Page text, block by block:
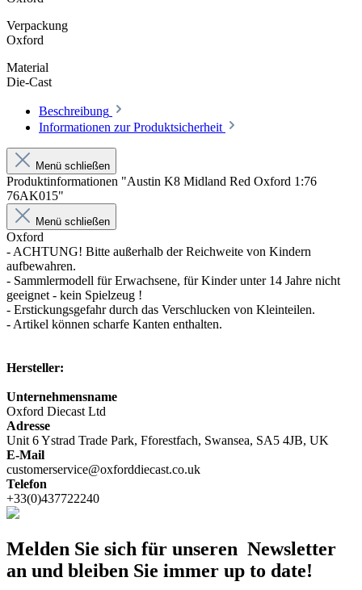
Verpackung
Oxford
Material
Die-Cast
Beschreibung
Informationen zur Produktsicherheit
Menü schließen
Produktinformationen "Austin K8 Midland Red Oxford 1:76
76AK015"
Menü schließen
Oxford
- ACHTUNG! Bitte außerhalb der Reichweite von Kindern
aufbewahren.
- Sammlermodell für Erwachsene, für Kinder unter 14 Jahre nicht
geeignet - kein Spielzeug !
- Erstickungsgefahr durch das Verschlucken von Kleinteilen.
- Artikel können scharfe Kanten enthalten.
Hersteller:
Unternehmensname
Oxford Diecast Ltd
Adresse
Unit 6 Ystrad Trade Park, Fforestfach, Swansea, SA5 4JB, UK
E-Mail
customerservice@oxforddiecast.co.uk
Telefon
+33(0)437722240
Melden Sie sich für unseren Newsletter
an und bleiben Sie immer up to date!